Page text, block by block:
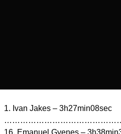
1. Ivan Jakes – 3h27min08sec
16. Emanuel Gyenes –